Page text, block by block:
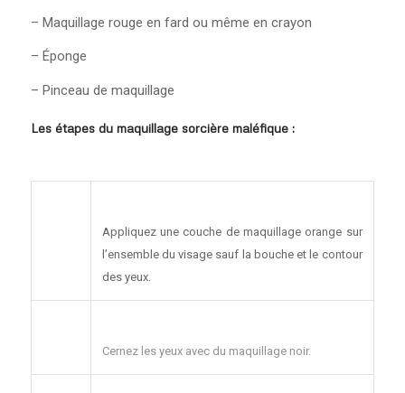
– Maquillage rouge en fard ou même en crayon
– Éponge
– Pinceau de maquillage
Les étapes du maquillage sorcière maléfique :
Appliquez une couche de maquillage orange sur
l’ensemble du visage sauf la bouche et le contour
des yeux.
Cernez les yeux avec du maquillage noir.